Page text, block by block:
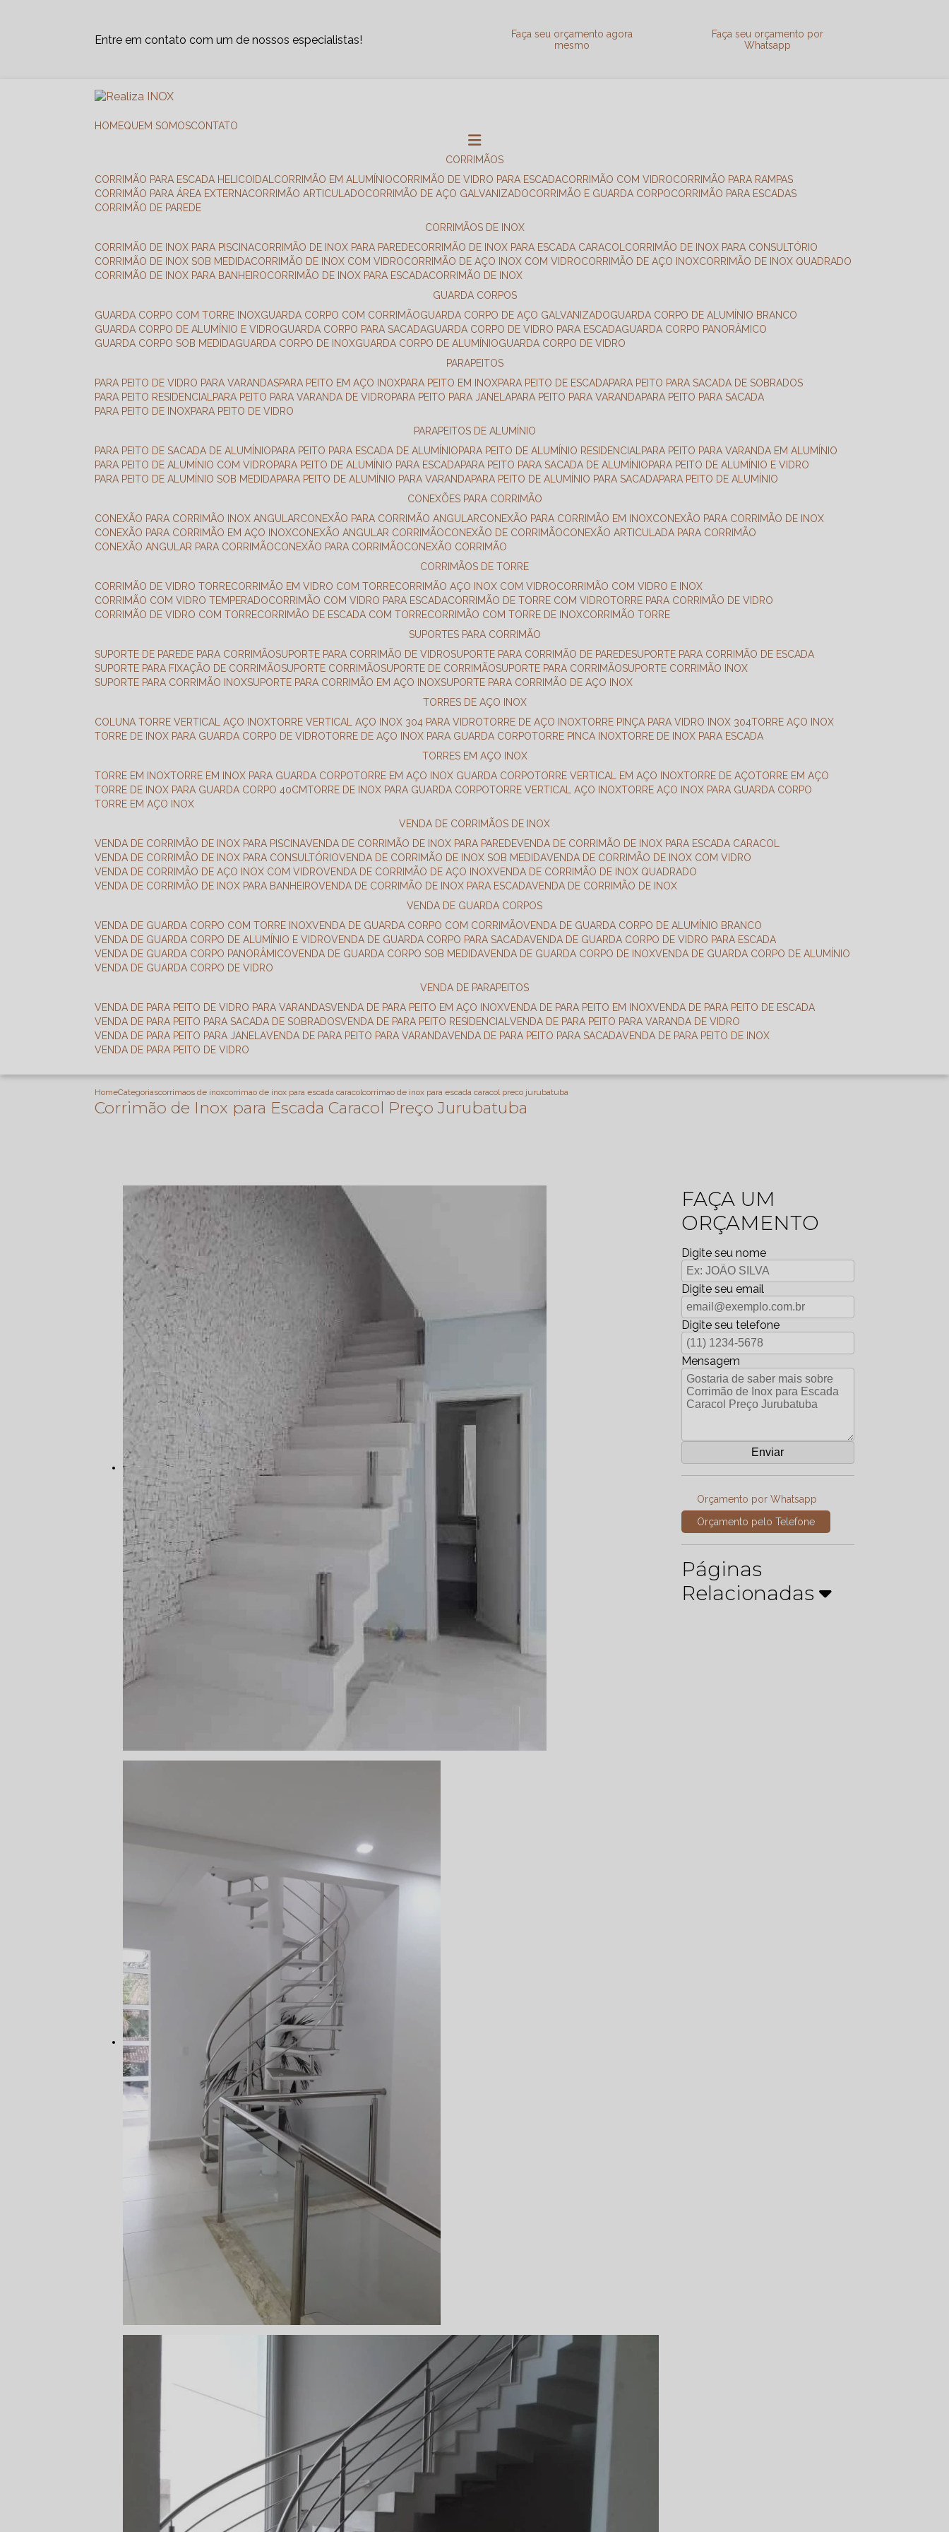
Entre em contato com um de nossos especialistas!
Faça seu orçamento agora
mesmo
Faça seu orçamento por
Whatsapp
HOME QUEM SOMOS CONTATO
CORRIMÃOS
CORRIMÃO PARA ESCADA HELICOIDAL
CORRIMÃO EM ALUMÍNIO CORRIMÃO DE VIDRO PARA ESCADA CORRIMÃO COM VIDRO
CORRIMÃO PARA RAMPAS
CORRIMÃO PARA ÁREA EXTERNA
CORRIMÃO ARTICULADO CORRIMÃO DE AÇO GALVANIZADO CORRIMÃO E GUARDA CORPO
CORRIMÃO PARA ESCADAS
CORRIMÃO DE PAREDE
CORRIMÃOS DE INOX
CORRIMÃO DE INOX PARA PISCINA
CORRIMÃO DE INOX PARA PAREDE CORRIMÃO DE INOX PARA ESCADA CARACOL
CORRIMÃO DE INOX PARA CONSULTÓRIO
CORRIMÃO DE INOX SOB MEDIDA
CORRIMÃO DE INOX COM VIDRO CORRIMÃO DE AÇO INOX COM VIDRO CORRIMÃO DE AÇO INOX
CORRIMÃO DE INOX QUADRADO
CORRIMÃO DE INOX PARA BANHEIRO
CORRIMÃO DE INOX PARA ESCADA
CORRIMÃO DE INOX
GUARDA CORPOS
GUARDA CORPO COM TORRE INOX
GUARDA CORPO COM CORRIMÃO GUARDA CORPO DE AÇO GALVANIZADO
GUARDA CORPO DE ALUMÍNIO BRANCO
GUARDA CORPO DE ALUMÍNIO E VIDRO
GUARDA CORPO PARA SACADA GUARDA CORPO DE VIDRO PARA ESCADA
GUARDA CORPO PANORÂMICO
GUARDA CORPO SOB MEDIDA
GUARDA CORPO DE INOX GUARDA CORPO DE ALUMÍNIO
GUARDA CORPO DE VIDRO
PARAPEITOS
PARA PEITO DE VIDRO PARA VARANDAS PARA PEITO EM AÇO INOX PARA PEITO EM INOX PARA PEITO DE ESCADA PARA PEITO PARA SACADA DE SOBRADOS
PARA PEITO RESIDENCIAL
PARA PEITO PARA VARANDA DE VIDRO PARA PEITO PARA JANELA PARA PEITO PARA VARANDA PARA PEITO PARA SACADA
PARA PEITO DE INOX PARA PEITO DE VIDRO
PARAPEITOS DE ALUMÍNIO
PARA PEITO DE SACADA DE ALUMÍNIO PARA PEITO PARA ESCADA DE ALUMÍNIO PARA PEITO DE ALUMÍNIO RESIDENCIAL
PARA PEITO PARA VARANDA EM ALUMÍNIO
PARA PEITO DE ALUMÍNIO COM VIDRO PARA PEITO DE ALUMÍNIO PARA ESCADA PARA PEITO PARA SACADA DE ALUMÍNIO PARA PEITO DE ALUMÍNIO E VIDRO
PARA PEITO DE ALUMÍNIO SOB MEDIDA PARA PEITO DE ALUMÍNIO PARA VARANDA PARA PEITO DE ALUMÍNIO PARA SACADA PARA PEITO DE ALUMÍNIO
CONEXÕES PARA CORRIMÃO
CONEXÃO PARA CORRIMÃO INOX ANGULAR
CONEXÃO PARA CORRIMÃO ANGULAR CONEXÃO PARA CORRIMÃO EM INOX
CONEXÃO PARA CORRIMÃO DE INOX
CONEXÃO PARA CORRIMÃO EM AÇO INOX
CONEXÃO ANGULAR CORRIMÃO CONEXÃO DE CORRIMÃO
CONEXÃO ARTICULADA PARA CORRIMÃO
CONEXÃO ANGULAR PARA CORRIMÃO
CONEXÃO PARA CORRIMÃO
CONEXÃO CORRIMÃO
CORRIMÃOS DE TORRE
CORRIMÃO DE VIDRO TORRE
CORRIMÃO EM VIDRO COM TORRE CORRIMÃO AÇO INOX COM VIDRO
CORRIMÃO COM VIDRO E INOX
CORRIMÃO COM VIDRO TEMPERADO
CORRIMÃO COM VIDRO PARA ESCADA CORRIMÃO DE TORRE COM VIDRO TORRE PARA CORRIMÃO DE VIDRO
CORRIMÃO DE VIDRO COM TORRE
CORRIMÃO DE ESCADA COM TORRE CORRIMÃO COM TORRE DE INOX
CORRIMÃO TORRE
SUPORTES PARA CORRIMÃO
SUPORTE DE PAREDE PARA CORRIMÃO
SUPORTE PARA CORRIMÃO DE VIDRO SUPORTE PARA CORRIMÃO DE PAREDE SUPORTE PARA CORRIMÃO DE ESCADA
SUPORTE PARA FIXAÇÃO DE CORRIMÃO
SUPORTE CORRIMÃO SUPORTE DE CORRIMÃO SUPORTE PARA CORRIMÃO
SUPORTE CORRIMÃO INOX
SUPORTE PARA CORRIMÃO INOX SUPORTE PARA CORRIMÃO EM AÇO INOX SUPORTE PARA CORRIMÃO DE AÇO INOX
TORRES DE AÇO INOX
COLUNA TORRE VERTICAL AÇO INOX TORRE VERTICAL AÇO INOX 304 PARA VIDRO TORRE DE AÇO INOX TORRE PINÇA PARA VIDRO INOX 304 TORRE AÇO INOX
TORRE DE INOX PARA GUARDA CORPO DE VIDRO TORRE DE AÇO INOX PARA GUARDA CORPO TORRE PINCA INOX TORRE DE INOX PARA ESCADA
TORRES EM AÇO INOX
TORRE EM INOX TORRE EM INOX PARA GUARDA CORPO TORRE EM AÇO INOX GUARDA CORPO TORRE VERTICAL EM AÇO INOX TORRE DE AÇO TORRE EM AÇO
TORRE DE INOX PARA GUARDA CORPO 40CM TORRE DE INOX PARA GUARDA CORPO TORRE VERTICAL AÇO INOX TORRE AÇO INOX PARA GUARDA CORPO
TORRE EM AÇO INOX
VENDA DE CORRIMÃOS DE INOX
VENDA DE CORRIMÃO DE INOX PARA PISCINA
VENDA DE CORRIMÃO DE INOX PARA PAREDE
VENDA DE CORRIMÃO DE INOX PARA ESCADA CARACOL
VENDA DE CORRIMÃO DE INOX PARA CONSULTÓRIO
VENDA DE CORRIMÃO DE INOX SOB MEDIDA
VENDA DE CORRIMÃO DE INOX COM VIDRO
VENDA DE CORRIMÃO DE AÇO INOX COM VIDRO
VENDA DE CORRIMÃO DE AÇO INOX
VENDA DE CORRIMÃO DE INOX QUADRADO
VENDA DE CORRIMÃO DE INOX PARA BANHEIRO
VENDA DE CORRIMÃO DE INOX PARA ESCADA
VENDA DE CORRIMÃO DE INOX
VENDA DE GUARDA CORPOS
VENDA DE GUARDA CORPO COM TORRE INOX
VENDA DE GUARDA CORPO COM CORRIMÃO
VENDA DE GUARDA CORPO DE ALUMÍNIO BRANCO
VENDA DE GUARDA CORPO DE ALUMÍNIO E VIDRO
VENDA DE GUARDA CORPO PARA SACADA
VENDA DE GUARDA CORPO DE VIDRO PARA ESCADA
VENDA DE GUARDA CORPO PANORÂMICO
VENDA DE GUARDA CORPO SOB MEDIDA VENDA DE GUARDA CORPO DE INOX
VENDA DE GUARDA CORPO DE ALUMÍNIO
VENDA DE GUARDA CORPO DE VIDRO
VENDA DE PARAPEITOS
VENDA DE PARA PEITO DE VIDRO PARA VARANDAS
VENDA DE PARA PEITO EM AÇO INOX VENDA DE PARA PEITO EM INOX
VENDA DE PARA PEITO DE ESCADA
VENDA DE PARA PEITO PARA SACADA DE SOBRADOS
VENDA DE PARA PEITO RESIDENCIAL
VENDA DE PARA PEITO PARA VARANDA DE VIDRO
VENDA DE PARA PEITO PARA JANELA
VENDA DE PARA PEITO PARA VARANDA VENDA DE PARA PEITO PARA SACADA
VENDA DE PARA PEITO DE INOX
VENDA DE PARA PEITO DE VIDRO
HomeCategoriascorrimaos de inoxcorrimao de inox para escada caracolcorrimao de inox para escada caracol preco jurubatuba
Corrimão de Inox para Escada Caracol Preço Jurubatuba
FAÇA UM
ORÇAMENTO
Digite seu nome
Digite seu email
Digite seu telefone
Mensagem
Orçamento por Whatsapp
Orçamento pelo Telefone
Páginas
Relacionadas